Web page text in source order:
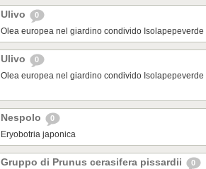
Ulivo 0
Olea europea nel giardino condivido Isolapepeverde
Ulivo 0
Olea europea nel giardino condivido Isolapepeverde
Nespolo 0
Eryobotria japonica
Gruppo di Prunus cerasifera pissardii 0